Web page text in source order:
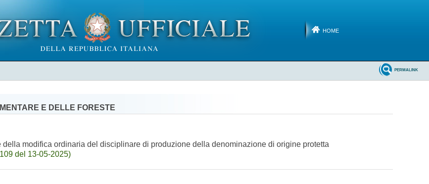
HOME
PERMALINK
E DELLE FORESTE
modifica ordinaria del disciplinare di produzione della denominazione di origine protetta
del 13-05-2025)